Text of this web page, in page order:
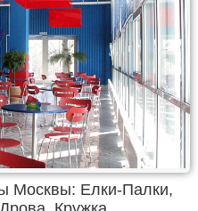
Москвы: Елки-Палки,